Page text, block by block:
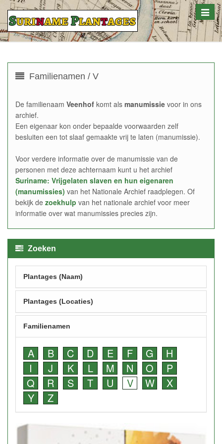
Toggle
Familienamen / V
De familienaam Veenhof komt als manumissie voor in ons
archief.
Een eigenaar kon onder bepaalde voorwaarden zelf
besluiten een tot slaaf gemaakte vrij te laten (manumissie).
Voor verdere informatie over de manumissie van de
personen met deze achternaam kunt u het archief
Suriname: Vrijgelaten slaven en hun eigenaren
(manumissies) van het Nationale Archief raadplegen. Of
bekijk de zoekhulp van het nationale archief voor meer
informatie over wat manumissies precies zijn.
Zoeken
Plantages (Naam)
Plantages (Locaties)
Familienamen
A B C D E F G
H
I
J K L M N O
P
Q
R S T U V W
X
Y
Z